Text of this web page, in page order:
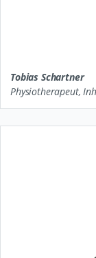
Tobias Schartner
Physiotherapeut,